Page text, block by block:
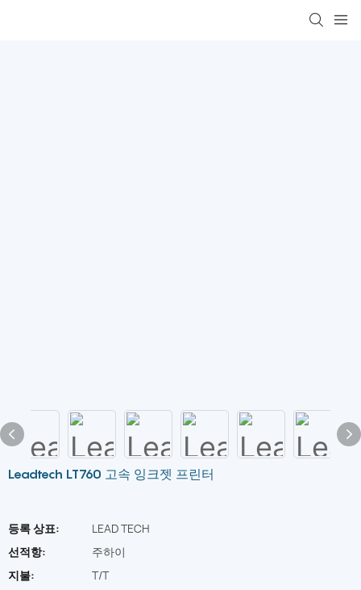
Leadtech LT760 고속 잉크젯 프린터
등록 상표:
LEAD TECH
선적항:
주하이
지불:
T/T